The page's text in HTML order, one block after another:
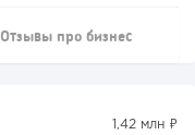
Отзывы про бизнес
1,42 млн ₽